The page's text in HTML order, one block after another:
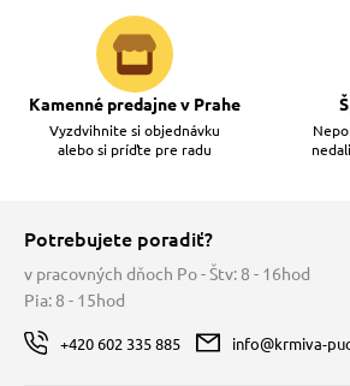
Kamenné predajne v Prahe
Vyzdvihnite si objednávku
alebo si príďte pre radu
Potrebujete poradiť?
v pracovných dňoch Po - Štv: 8 - 16hod
Pia: 8 - 15hod
+420 602 335 885 info@krmiva-